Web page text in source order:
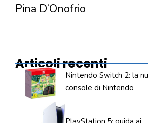
Pina D’Onofrio
Articoli recenti
Nintendo Switch 2: la
console di Nintendo